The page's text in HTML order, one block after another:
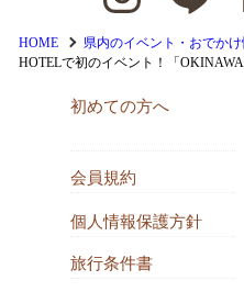
HOME 県内のイベント・おでかけ
HOTELで初のイベント！「
初めての方へ
会員規約
個人情報保護方針
旅行条件書